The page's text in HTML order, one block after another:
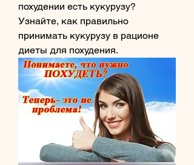
похудении есть кукурузу?
Узнайте, как правильно
принимать кукурузу в рационе
диеты для похудения.